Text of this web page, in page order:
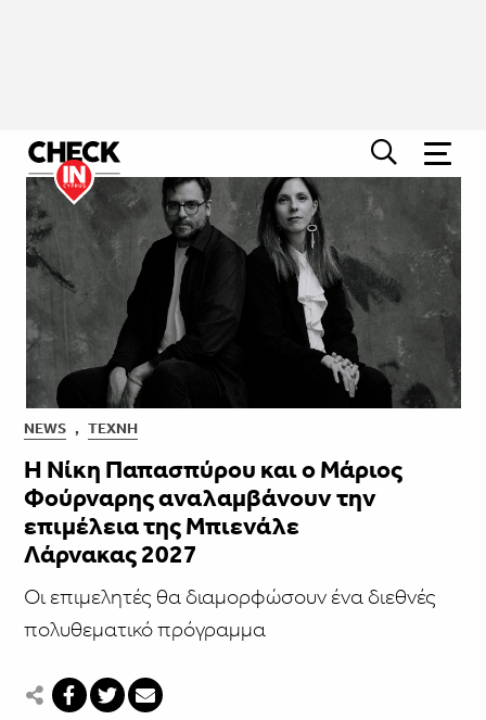
NEWS , ΤΈΧΝΗ
Η Νίκη Παπασπύρου και ο Μάριος
Φούρναρης αναλαμβάνουν την
επιμέλεια της Μπιενάλε
Λάρνακας 2027
Οι επιμελητές θα διαμορφώσουν ένα διεθνές
πολυθεματικό πρόγραμμα